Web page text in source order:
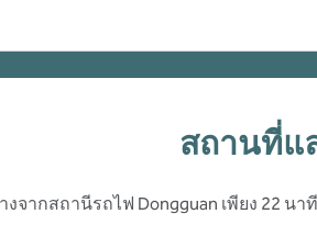
สถานที่แ
งจากสถานีรถไฟ Dongguan เพียง 22